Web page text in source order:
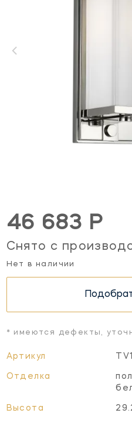
46 683 Р
Снято с
Нет в наличии
* имеются дефекты,
Артикул
Отделка
Высота